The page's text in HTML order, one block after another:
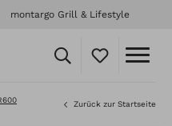
montargo Grill & Lifestyle
Zurück zur Startseite